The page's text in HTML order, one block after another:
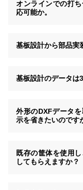
オンラインでの打
応可能か。
基板設計から部品実
基板設計のデータは
外形のDXFデータ
示を省きたいのです
既存の筐体を使用
してもらえますか？